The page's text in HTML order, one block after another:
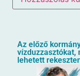
Az előző
vízduzzasztókat,
lehetett